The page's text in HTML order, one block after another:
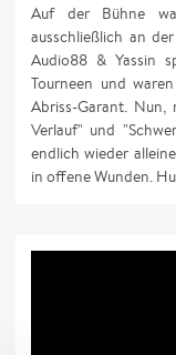
Auf der Bühne
ausschließlich an
Audio88 & Yassin
Tourneen und
Abriss-Garant. Nun,
Verlauf" und
endlich wieder
in offene Wunden.